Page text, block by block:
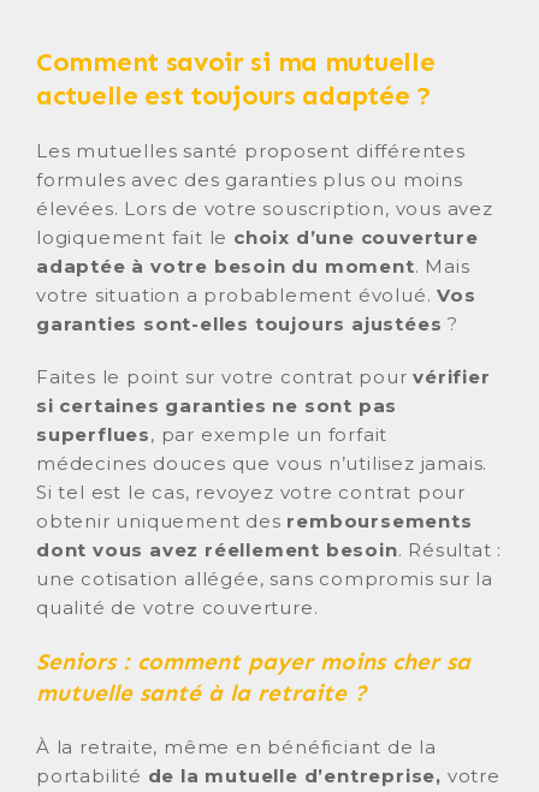
Comment savoir si ma mutuelle
actuelle est toujours adaptée ?
Les mutuelles santé proposent différentes
formules avec des garanties plus ou moins
élevées. Lors de votre souscription, vous avez
logiquement fait le choix d’une couverture
adaptée à votre besoin du moment. Mais
votre situation a probablement évolué.Vos
garanties sont-elles toujours ajustées ?
Faites le point sur votre contrat pourvérifier
si certaines garanties ne sont pas
superflues, par exemple un forfait
médecines douces que vous n’utilisez jamais.
Si tel est le cas, revoyez votre contrat pour
obtenir uniquement des remboursements
dont vous avez réellement besoin. Résultat :
une cotisation allégée, sans compromis sur la
qualité de votre couverture.
Seniors : comment payer moins cher sa
mutuelle santé à la retraite ?
À la retraite, même en bénéficiant de la
portabilité de la mutuelle d’entreprise, votre